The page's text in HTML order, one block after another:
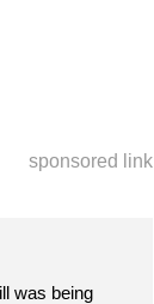
sponsored link
was being